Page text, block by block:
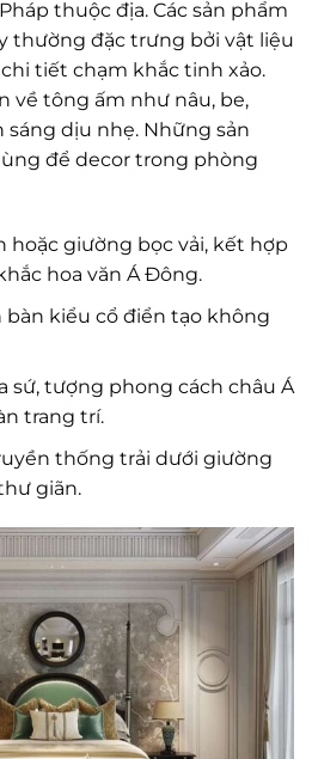
thuộc địa. Các sản phẩm
thường đặc trưng bởi vật liệu
tiết chạm khắc tinh xảo.
về tông ấm như nâu, be,
dịu nhẹ. Những sản
để decor trong phòng
hoặc giường bọc vải, kết hợp
hoa văn Á Đông.
kiểu cổ điển tạo không
sứ, tượng phong cách châu Á
trang trí.
thống trải dưới giường
giãn.